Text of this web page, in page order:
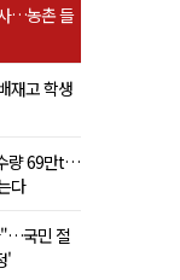
…농촌 들
재고 학생
량 69만t…
다
"…국민 절
'